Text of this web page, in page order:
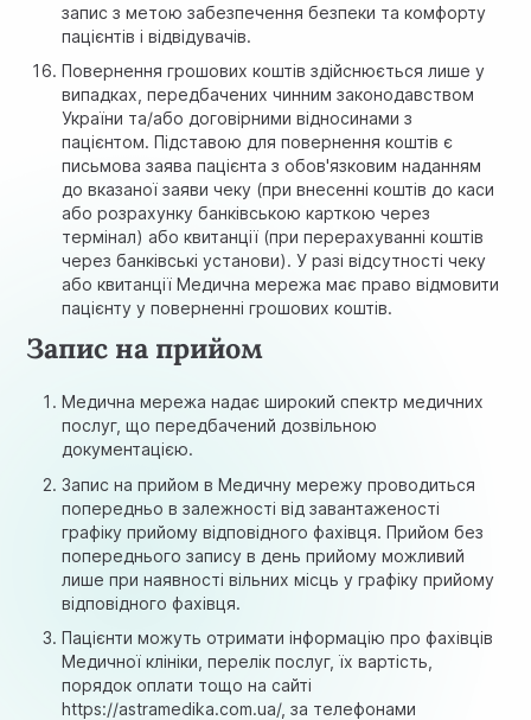
запис з метою забезпечення безпеки та комфорту
пацієнтів і відвідувачів.
Повернення грошових коштів здійснюється лише у
випадках, передбачених чинним законодавством
України та/або договірними відносинами з
пацієнтом. Підставою для повернення коштів є
письмова заява пацієнта з обов'язковим наданням
до вказаної заяви чеку (при внесенні коштів до каси
або розрахунку банківською карткою через
термінал) або квитанції (при перерахуванні коштів
через банківські установи). У разі відсутності чеку
або квитанції Медична мережа має право відмовити
пацієнту у поверненні грошових коштів.
Запис на прийом
Медична мережа надає широкий спектр медичних
послуг, що передбачений дозвільною
документацією.
Запис на прийом в Медичну мережу проводиться
попередньо в залежності від завантаженості
графіку прийому відповідного фахівця. Прийом без
попереднього запису в день прийому можливий
лише при наявності вільних місць у графіку прийому
відповідного фахівця.
Пацієнти можуть отримати інформацію про фахівців
Медичної клініки, перелік послуг, їх вартість,
порядок оплати тощо на сайті
https://astramedika.com.ua/, за телефонами